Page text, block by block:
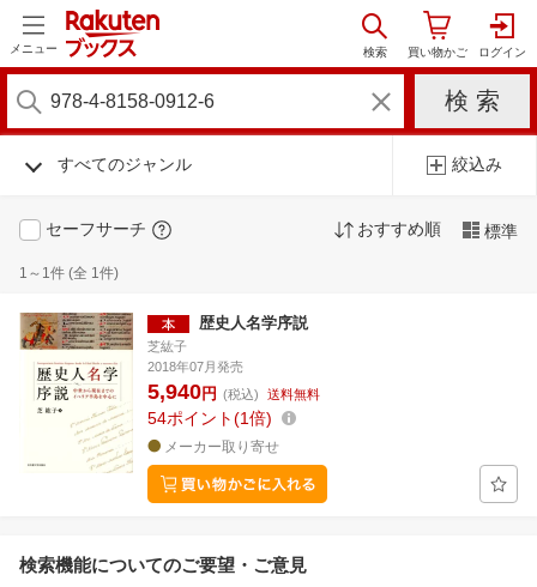
メニュー
すべてのジャンル 絞込み
セーフサーチ おすすめ順 標準
1～1件 (全 1件)
歴史人名学序説
芝紘子
2018年07月発売
5,940円 (税込) 送料無料
54ポイント 1倍
メーカー取り寄せ
検索機能についてのご要望・ご意見